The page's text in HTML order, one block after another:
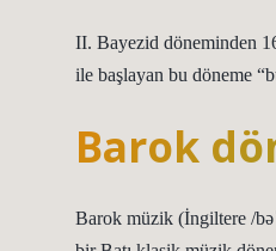
II. Bayezid döneminden
ile başlayan bu döneme
Barok
Barok müzik (İngiltere /